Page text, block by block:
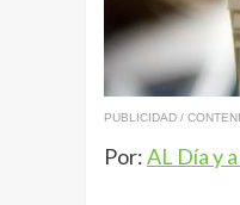
PUBLICIDAD /
Por:AL Día y